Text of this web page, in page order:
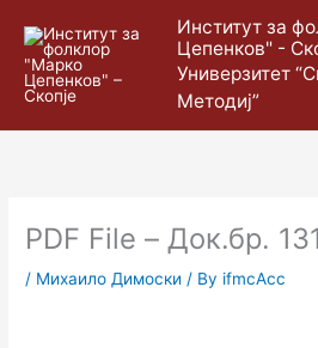
content
Институт за
Цепенков" -
Универзитет
Методиј”
PDF File – Док.бр.
/ Михаило Димоски / By ifmcAcc